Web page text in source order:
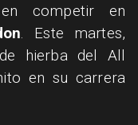
competir en
. Este martes,
hierba del All
en su carrera